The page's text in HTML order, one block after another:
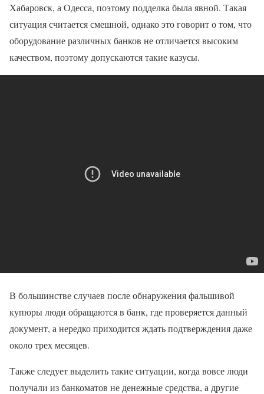
Хабаровск, а Одесса, поэтому подделка была явной. Такая
ситуация считается смешной, однако это говорит о том, что
оборудование различных банков не отличается высоким
качеством, поэтому допускаются такие казусы.
В большинстве случаев после обнаружения фальшивой
купюры люди обращаются в банк, где проверяется данный
документ, а нередко приходится ждать подтверждения даже
около трех месяцев.
Также следует выделить такие ситуации, когда вовсе люди
получали из банкоматов не денежные средства, а другие